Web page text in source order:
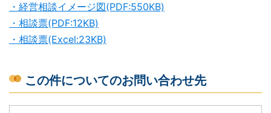
・経営相談イメージ図(PDF:550KB)
・相談票(PDF:12KB)
・相談票(Excel:23KB)
この件についてのお問い合わせ先